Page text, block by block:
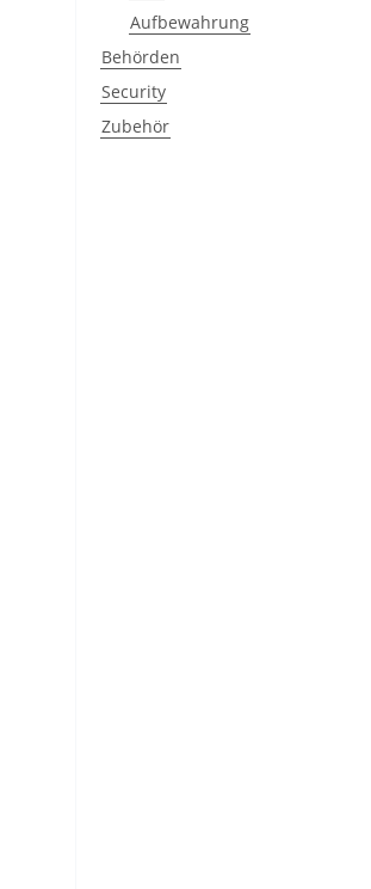
Aufbewahrung
Behörden
Security
Zubehör